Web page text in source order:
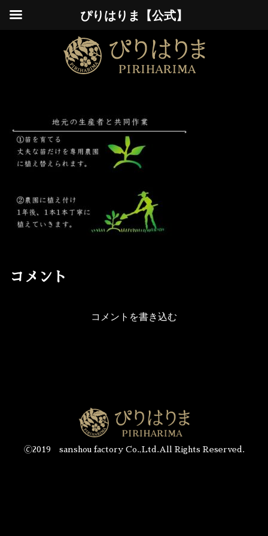
コメント
コメントを書き込む
🄫2019 sanshou factory Co.,Ltd.All Rights Reserved.
ぴりはりま【公式】